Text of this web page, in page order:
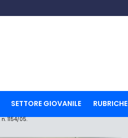
SETTORE GIOVANILE RUBRICHE
1154/05.